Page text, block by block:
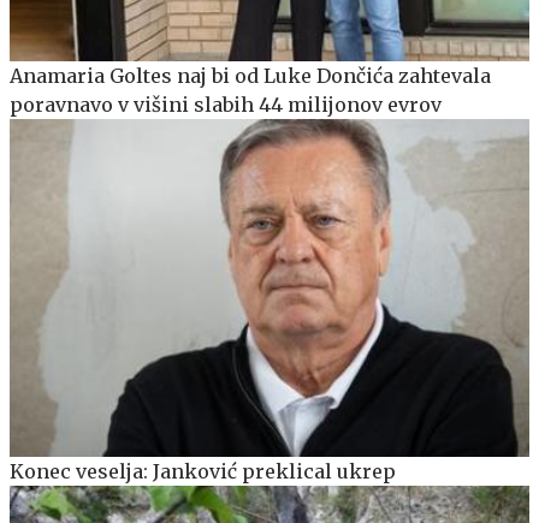
Anamaria Goltes naj bi od Luke Dončića zahtevala
poravnavo v višini slabih 44 milijonov evrov
Konec veselja: Janković preklical ukrep